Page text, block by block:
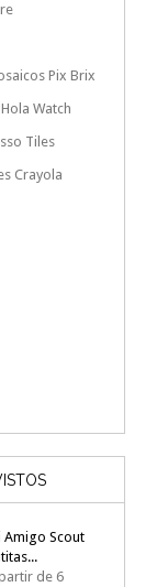
Pix Brix
Watch
Tiles
Crayola
Amigo Scout
de 6